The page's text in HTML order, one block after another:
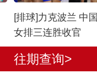
[排球]力克波兰 中国
女排三连胜收官
往期查询>